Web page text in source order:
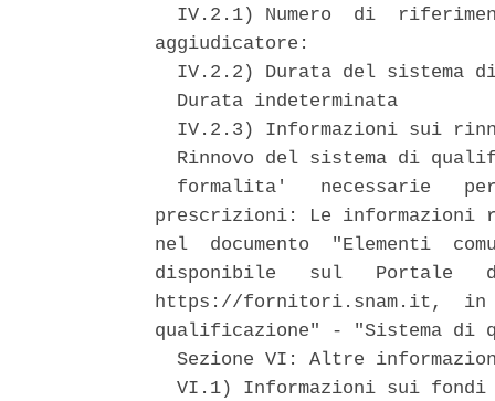
IV.2.1) Numero  di
aggiudicatore:
IV.2.2) Durata del sistema
  Durata indeterminata
IV.2.3) Informazioni sui
Rinnovo del sistema di
formalita'   necessarie
prescrizioni: Le
nel  documento  "Elementi
disponibile   sul   Portale
https://fornitori.snam.it,  in
qualificazione" - "Sistema di
Sezione VI: Altre
VI.1) Informazioni sui